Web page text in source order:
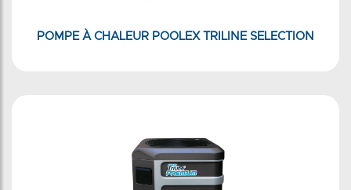
POMPE À CHALEUR POOLEX TRILINE SELECTION